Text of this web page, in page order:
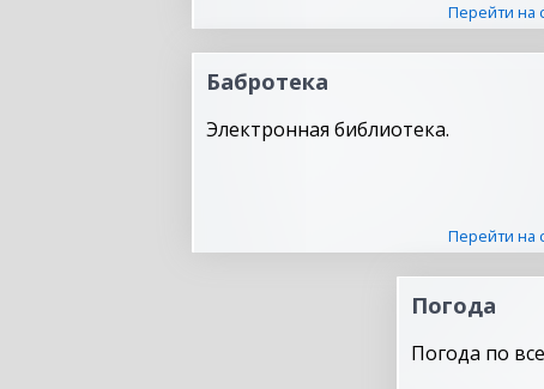
Перейти на
Бабротека
Электронная библиотека.
Перейти на
Погода
Погода по